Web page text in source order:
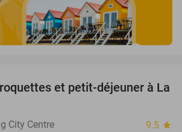
41%
et petit-déjeuner à La
City Centre 9.5 star